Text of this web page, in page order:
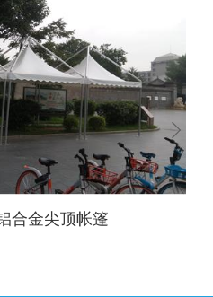
合金尖顶帐篷